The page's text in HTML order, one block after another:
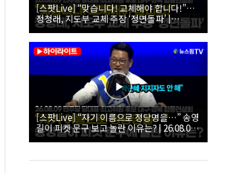
[스팟Live] “맞습니다! 교체해야 합니다!”…
정청래, 지도부 교체 주장 ‘정면돌파’ |
26.08.09 더불어민주당 당대표·최고위원 후
보 대구·경북 합동연설회
[스팟Live] “자기 이름으로 정당명을…” 송영
길이 피켓 문구 보고 놀란 이유는? | 26.08.09
더불어민주당 당대표·최고위원 후보 대구·경